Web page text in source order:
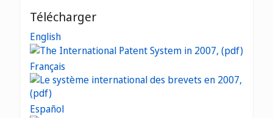
Télécharger
English
Français
Español